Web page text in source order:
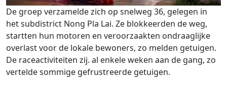
De groep verzamelde zich op snelweg 36, gelegen in
het subdistrict Nong Pla Lai. Ze blokkeerden de weg,
startten hun motoren en veroorzaakten ondraaglijke
overlast voor de lokale bewoners, zo melden getuigen.
De raceactiviteiten zij. al enkele weken aan de gang, zo
vertelde sommige gefrustreerde getuigen.